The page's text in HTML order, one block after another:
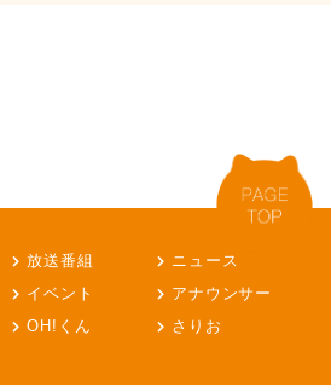
放送番組
ニュース
イベント
アナウンサー
OH!くん さりお